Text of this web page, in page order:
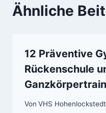
Ähnliche
12 Präventive
Rückenschule
Von VHS Hohenlockstedt